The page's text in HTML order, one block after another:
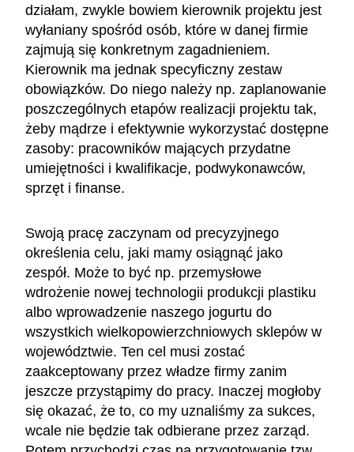
działam, zwykle bowiem kierownik projektu jest
wyłaniany spośród osób, które w danej firmie
zajmują się konkretnym zagadnieniem.
Kierownik ma jednak specyficzny zestaw
obowiązków. Do niego należy np. zaplanowanie
poszczególnych etapów realizacji projektu tak,
żeby mądrze i efektywnie wykorzystać dostępne
zasoby: pracowników mających przydatne
umiejętności i kwalifikacje, podwykonawców,
sprzęt i finanse.
Swoją pracę zaczynam od precyzyjnego
określenia celu, jaki mamy osiągnąć jako
zespół. Może to być np. przemysłowe
wdrożenie nowej technologii produkcji plastiku
albo wprowadzenie naszego jogurtu do
wszystkich wielkopowierzchniowych sklepów w
województwie. Ten cel musi zostać
zaakceptowany przez władze firmy zanim
jeszcze przystąpimy do pracy. Inaczej mogłoby
się okazać, że to, co my uznaliśmy za sukces,
wcale nie będzie tak odbierane przez zarząd.